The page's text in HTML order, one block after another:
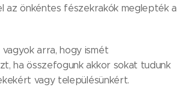
az önkéntes fészekrakók meglepték a
arra, hogy ismét
ha összefogunk akkor sokat tudunk
vagy településünkért.